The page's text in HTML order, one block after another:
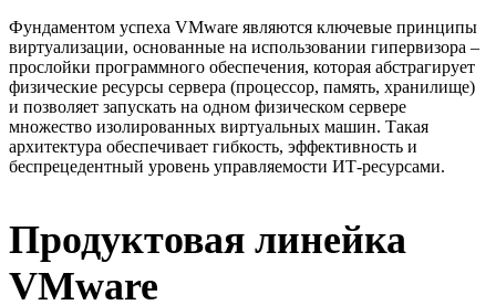
Фундаментом успеха VMware являются ключевые принципы
виртуализации, основанные на использовании гипервизора –
прослойки программного обеспечения, которая абстрагирует
физические ресурсы сервера (процессор, память, хранилище)
и позволяет запускать на одном физическом сервере
множество изолированных виртуальных машин. Такая
архитектура обеспечивает гибкость, эффективность и
беспрецедентный уровень управляемости ИТ-ресурсами.
Продуктовая линейка
VMware